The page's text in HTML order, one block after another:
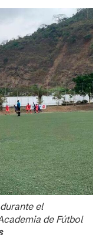
el
de Fútbol